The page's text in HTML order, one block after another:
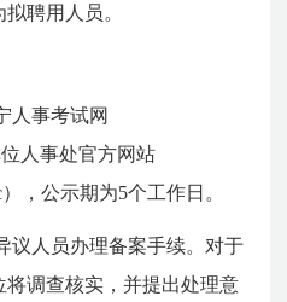
聘用人员。
人事考试网
位人事处官方网站
），公示期为5个工作日。
议人员办理备案手续。对于
调查核实，并提出处理意